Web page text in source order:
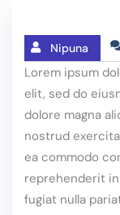
Nipuna
Lorem ipsum
elit, sed do
dolore magna
nostrud
ea commodo
reprehenderit
fugiat nulla